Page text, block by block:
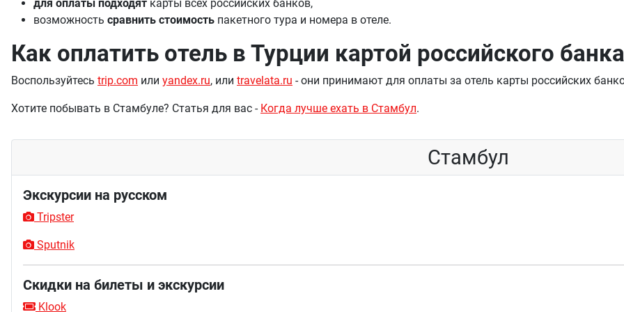
для оплаты подходят карты всех российских банков,
возможность сравнить стоимость пакетного тура и номера в отеле.
Как оплатить отель в Турции картой российского банка
Воспользуйтесь trip.com или yandex.ru, или travelata.ru - они принимают для оплаты за отель карты российских
Хотите побывать в Стамбуле? Статья для вас - Когда лучше ехать в Стамбул.
Стамбул
Экскурсии на русском
Tripster
Sputnik
Скидки на билеты и экскурсии
Klook